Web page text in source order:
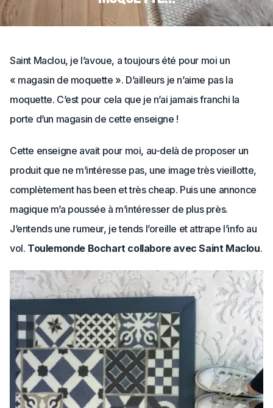
Saint Maclou, je l’avoue, a toujours été pour moi un
« magasin de moquette ». D’ailleurs je n’aime pas la
moquette. C’est pour cela que je n’ai jamais franchi la
porte d’un magasin de cette enseigne !
Cette enseigne avait pour moi, au-delà de proposer un
produit que ne m’intéresse pas, une image très vieillotte,
complètement has been et très cheap. Puis une annonce
magique m’a poussée à m’intéresser de plus près.
J’entends une rumeur, je tends l’oreille et attrape l’info au
vol. Toulemonde Bochart collabore avec Saint Maclou.